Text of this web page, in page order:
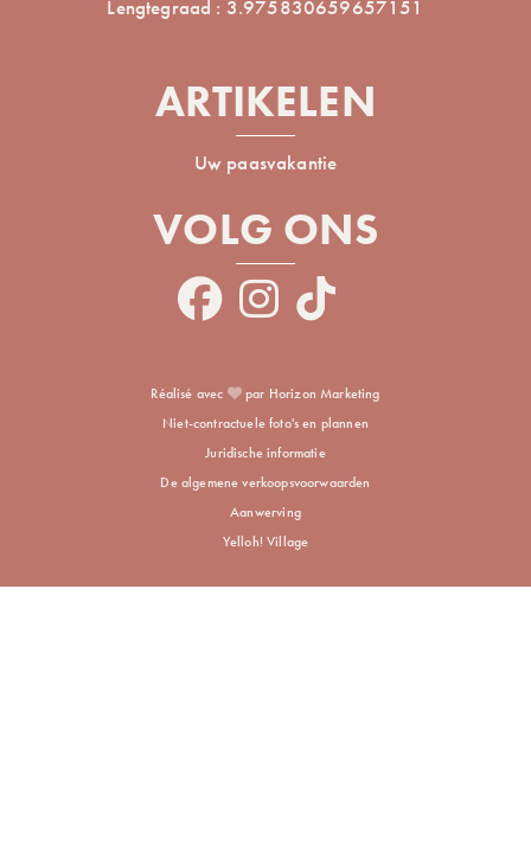
Lengtegraad : 3.975830659657151
ARTIKELEN
Uw paasvakantie
VOLG ONS
Réalisé avec
par Horizon Marketing
Niet-contractuele foto's en plannen
Juridische informatie
De algemene verkoopsvoorwaarden
Aanwerving
Yelloh! Village